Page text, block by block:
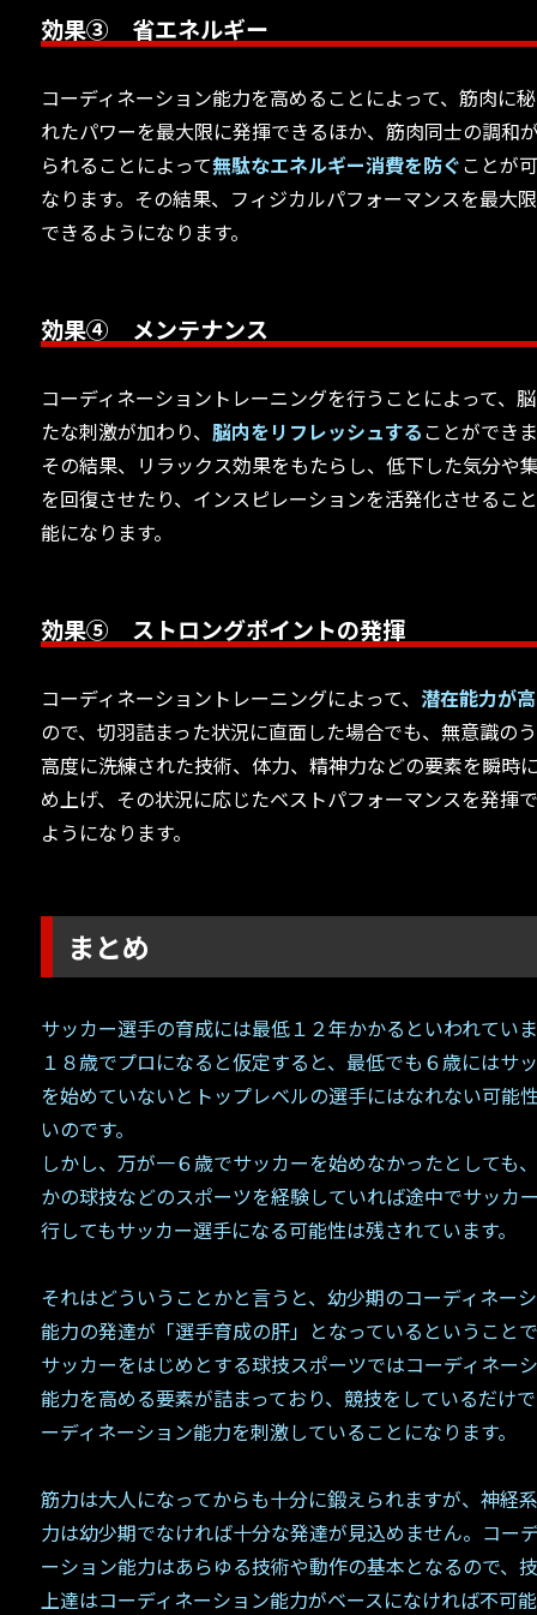
効果③ 省エネルギー
コーディネーション能力を高めることによって、筋肉に
れたパワーを最大限に発揮できるほか、筋肉同士の調和
られることによって無駄なエネルギー消費を防ぐことが
なります。その結果、フィジカルパフォーマンスを最大
できるようになります。
効果④ メンテナンス
コーディネーショントレーニングを行うことによって、
たな刺激が加わり、 脳内をリフレッシュすることができ
その結果、リラックス効果をもたらし、低下した気分や
を回復させたり、インスピレーションを活発化させるこ
能になります。
効果⑤ ストロングポイントの発揮
コーディネーショントレーニングによって、 潜在能力が
ので、切羽詰まった状況に直面した場合でも、無意識の
高度に洗練された技術、体力、精神力などの要素を瞬時
め上げ、その状況に応じたベストパフォーマンスを発揮
ようになります。
まとめ
サッカー選手の育成には最低１２年かかるといわれてい
１８歳でプロになると仮定すると、最低でも６歳にはサ
を始めていないとトップレベルの選手にはなれない可能
いのです。
しかし、万が一６歳でサッカーを始めなかったとしても
かの球技などのスポーツを経験していれば途中でサッカ
行してもサッカー選手になる可能性は残されています。
それはどういうことかと言うと、幼少期のコーディネー
能力の発達が「選手育成の肝」となっているということ
サッカーをはじめとする球技スポーツではコーディネー
能力を高める要素が詰まっており、競技をしているだけ
ーディネーション能力を刺激していることになります。
筋力は大人になってからも十分に鍛えられますが、神経
力は幼少期でなければ十分な発達が見込めません。コー
ーション能力はあらゆる技術や動作の基本となるので、
上達はコーディネーション能力がベースになければ不可